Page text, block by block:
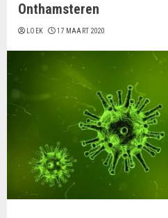
Onthamsteren
LOEK 17 MAART 2020